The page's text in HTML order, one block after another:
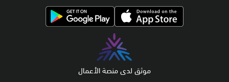
موثق لدى منصة الأعمال